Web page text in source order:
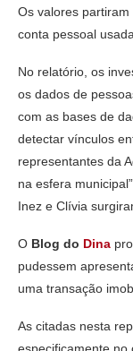
Os valores
conta pessoal
No relatório, os
os dados de
com as bases de
detectar vínculos
representantes da
na esfera
Inez e Clívia
O Blog do Dina
pudessem
uma transação
As citadas nesta